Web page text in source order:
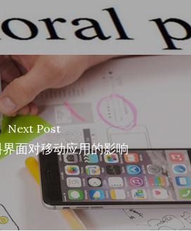
Next Post
面对移动应用的影响